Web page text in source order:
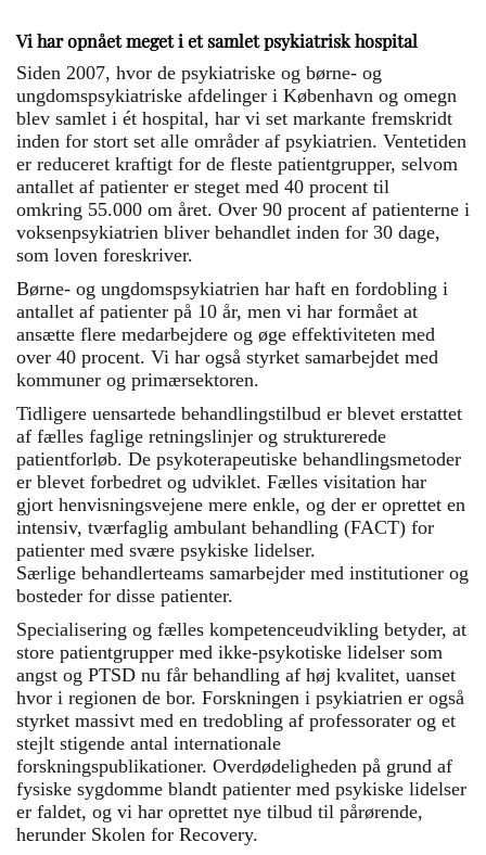
Vi har opnået meget i et samlet psykiatrisk hospital
Siden 2007, hvor de psykiatriske og børne- og
ungdomspsykiatriske afdelinger i København og omegn
blev samlet i ét hospital, har vi set markante fremskridt
inden for stort set alle områder af psykiatrien. Ventetiden
er reduceret kraftigt for de fleste patientgrupper, selvom
antallet af patienter er steget med 40 procent til
omkring 55.000 om året. Over 90 procent af patienterne i
voksenpsykiatrien bliver behandlet inden for 30 dage,
som loven foreskriver.
Børne- og ungdomspsykiatrien har haft en fordobling i
antallet af patienter på 10 år, men vi har formået at
ansætte flere medarbejdere og øge effektiviteten med
over 40 procent. Vi har også styrket samarbejdet med
kommuner og primærsektoren.
Tidligere uensartede behandlingstilbud er blevet erstattet
af fælles faglige retningslinjer og strukturerede
patientforløb. De psykoterapeutiske behandlingsmetoder
er blevet forbedret og udviklet. Fælles visitation har
gjort henvisningsvejene mere enkle, og der er oprettet en
intensiv, tværfaglig ambulant behandling (FACT) for
patienter med svære psykiske lidelser.
Særlige behandlerteams samarbejder med institutioner og
bosteder for disse patienter.
Specialisering og fælles kompetenceudvikling betyder, at
store patientgrupper med ikke-psykotiske lidelser som
angst og PTSD nu får behandling af høj kvalitet, uanset
hvor i regionen de bor. Forskningen i psykiatrien er også
styrket massivt med en tredobling af professorater og et
stejlt stigende antal internationale
forskningspublikationer. Overdødeligheden på grund af
fysiske sygdomme blandt patienter med psykiske lidelser
er faldet, og vi har oprettet nye tilbud til pårørende,
herunder Skolen for Recovery.